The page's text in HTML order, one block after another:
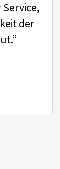
Service,
der